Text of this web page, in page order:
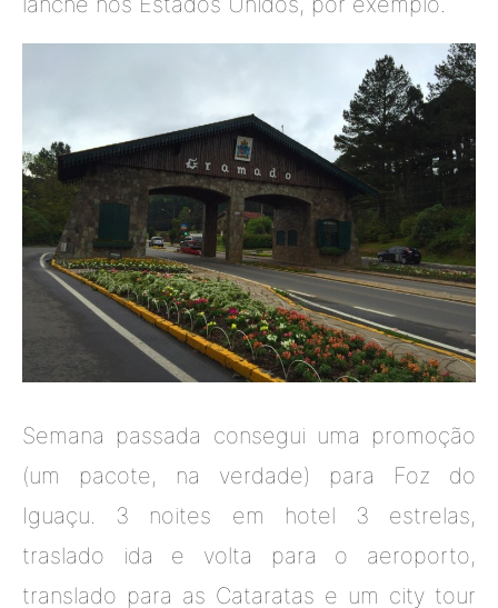
Semana passada consegui uma promoção
(um pacote, na verdade) para Foz do
Iguaçu. 3 noites em hotel 3 estrelas,
traslado ida e volta para o aeroporto,
translado para as Cataratas e um city tour